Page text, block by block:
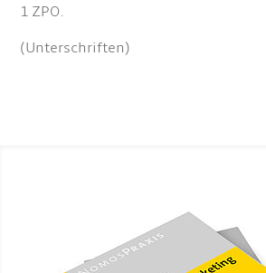
1 ZPO.
(Unterschriften)